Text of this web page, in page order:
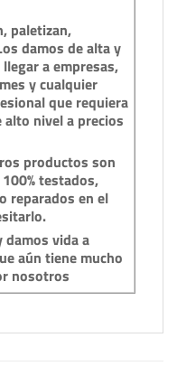
paletizan,
damos de alta y
a empresas,
y cualquier
que requiera
alto nivel a precios
productos son
testados,
reparados en el
damos vida a
aún tiene mucho
nosotros